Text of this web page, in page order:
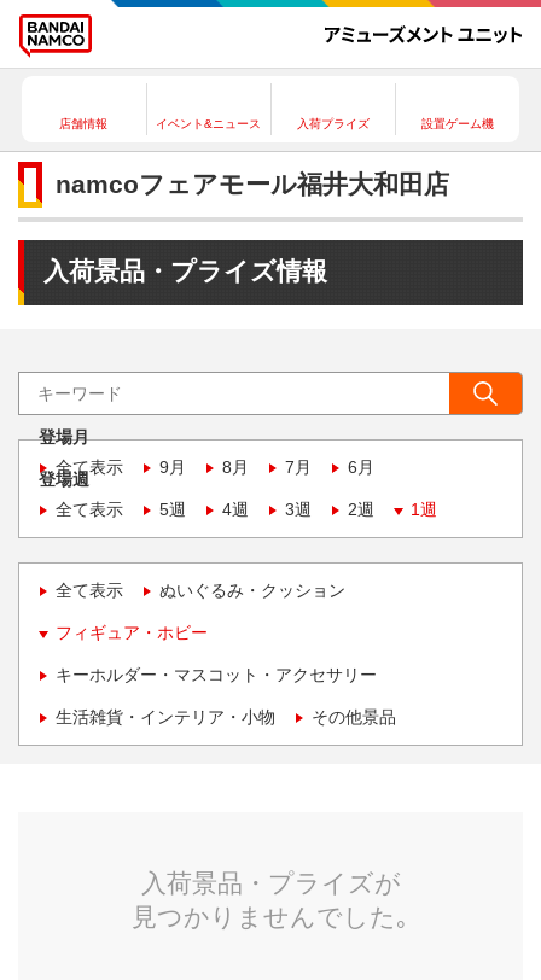
店舗情報 イベント&ニュース 入荷プライズ 設置ゲーム機
namcoフェアモール福井大和田店
入荷景品・プライズ情報
登場月
全て表示
9月 8月 7月 6月
登場週
全て表示
5週 4週 3週 2週 1週
全て表示 ぬいぐるみ・クッション
フィギュア・ホビー
キーホルダー・マスコット・アクセサリー
生活雑貨・インテリア・小物 その他景品